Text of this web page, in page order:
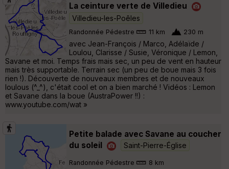
La ceinture verte de Villedieu
Villedieu-les-Poêles
Randonnée Pédestre 11 km 230 m
avec Jean-François / Marco, Adélaïde /
Loulou, Clarisse / Susie, Véronique / Lemon,
Savane et moi. Temps frais mais sec, un peu de vent en hauteur
mais très supportable. Terrain sec (un peu de boue mais 3 fois
rien !). Découverte de nouveaux membres et de nouveaux
loulous (^_^), c'était cool et on a bien marché ! Vidéos : Lemon
et Savane dans la boue (AustraPower !!) :
www.youtube.com/wat »
Petite balade avec Savane au coucher
du soleil
Saint-Pierre-Église
Randonnée Pédestre 8 km